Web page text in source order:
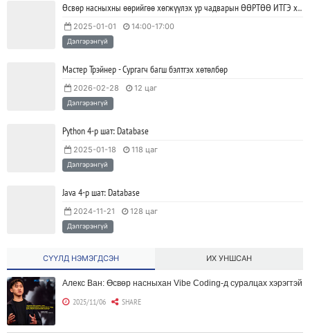
Өсвөр насныхны өөрийгөө хөгжүүлэх ур чадварын ӨӨРТӨӨ ИТГЭ хөтөлбөр
2025-01-01 14:00-17:00
Дэлгэрэнгүй
Мастер Трэйнер - Сургагч багш бэлтгэх хөтөлбөр
2026-02-28 12 цаг
Дэлгэрэнгүй
Python 4-р шат: Database
2025-01-18 118 цаг
Дэлгэрэнгүй
Java 4-р шат: Database
2024-11-21 128 цаг
Дэлгэрэнгүй
СҮҮЛД НЭМЭГДСЭН ИХ УНШСАН
Алекс Ван: Өсвөр насныхан Vibe Coding-д суралцах хэрэгтэй
2025/11/06 SHARE